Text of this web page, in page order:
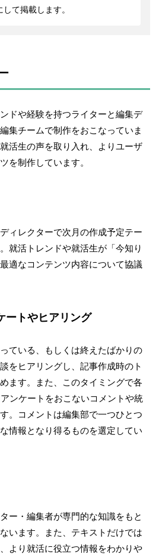
て掲載します。
ドや経験を持つライターと編集デ
集チームで制作をおこなっていま
活生の声を取り入れ、よりユーザ
を制作しています。
ィレクターで次月の作成予定テー
就活トレンドや就活生が「今知り
適なコンテンツ内容について協議
トやヒアリング
ている、もしくは終えたばかりの
をヒアリングし、記事作成時のト
ます。また、このタイミングで各
ンケートをおこないコメントや統
。コメントは編集部で一つひとつ
情報となり得るものを選定してい
ー・編集者が専門的な知識をもと
います。また、テキストだけでは
より就活に役立つ情報をわかりや